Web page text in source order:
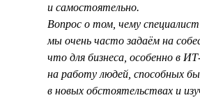
и самостоятельно.
Вопрос о том, чему
мы очень часто задаём на
что для бизнеса, особенно в
на работу людей, способных
в новых обстоятельствах и